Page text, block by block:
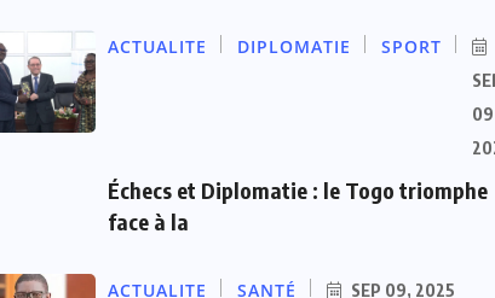
ACTUALITE DIPLOMATIE SPORT
Échecs et Diplomatie : le Togo triomphe
face à la
ACTUALITE SANTÉ SEP 09, 2025